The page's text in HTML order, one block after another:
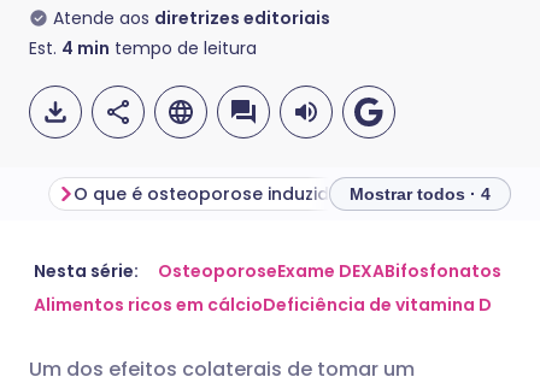
Atende aos diretrizes editoriais
Est. 4 min tempo de leitura
Compartilhar por e-mail
🇬🇧 English 🇩🇪 Deutsch
O que é osteoporose induzida por esteroides?Mostrar todos · 4
Nesta série: OsteoporoseExame DEXABifosfonatos
Alimentos ricos em cálcioDeficiência de vitamina D
Um dos efeitos colaterais de tomar um